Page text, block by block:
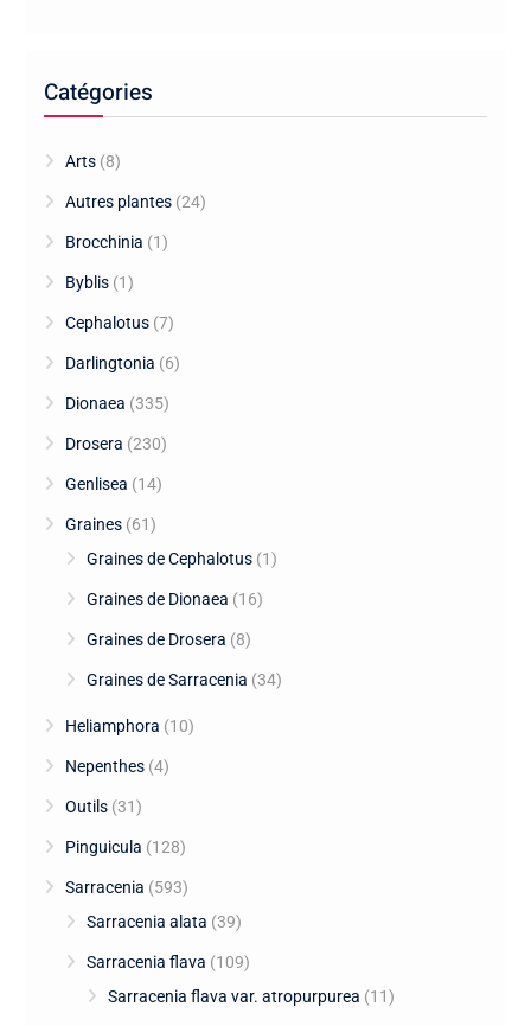
Catégories
Arts (8)
Autres plantes (24)
Brocchinia (1)
Byblis (1)
Cephalotus (7)
Darlingtonia (6)
Dionaea (335)
Drosera (230)
Genlisea (14)
Graines (61)
Graines de Cephalotus (1)
Graines de Dionaea (16)
Graines de Drosera (8)
Graines de Sarracenia (34)
Heliamphora (10)
Nepenthes (4)
Outils (31)
Pinguicula (128)
Sarracenia (593)
Sarracenia alata (39)
Sarracenia flava (109)
Sarracenia flava var. atropurpurea (11)